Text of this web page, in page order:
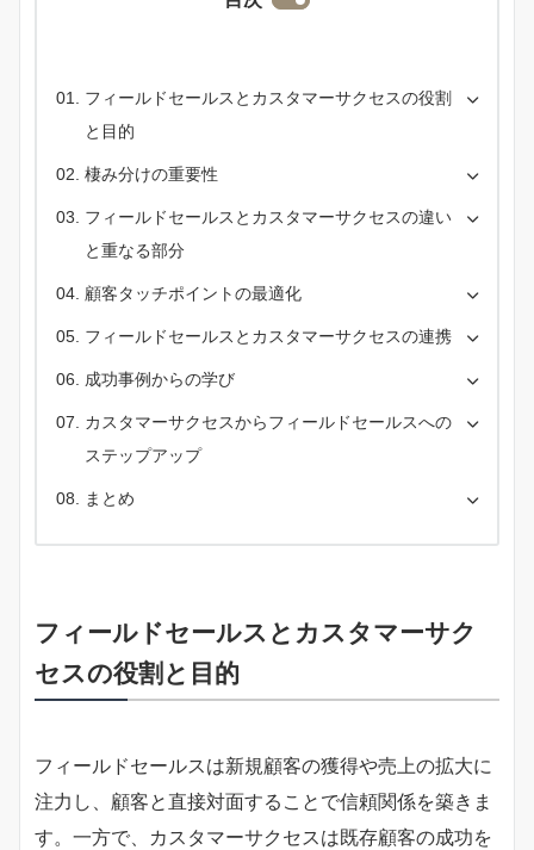
フィールドセールスとカスタマーサクセスの役割
と目的
棲み分けの重要性
フィールドセールスとカスタマーサクセスの違い
と重なる部分
顧客タッチポイントの最適化
フィールドセールスとカスタマーサクセスの連携
成功事例からの学び
カスタマーサクセスからフィールドセールスへの
ステップアップ
まとめ
フィールドセールスとカスタマーサク
セスの役割と目的
フィールドセールスは新規顧客の獲得や売上の拡大に
注力し、顧客と直接対面することで信頼関係を築きま
す。一方で、カスタマーサクセスは既存顧客の成功を